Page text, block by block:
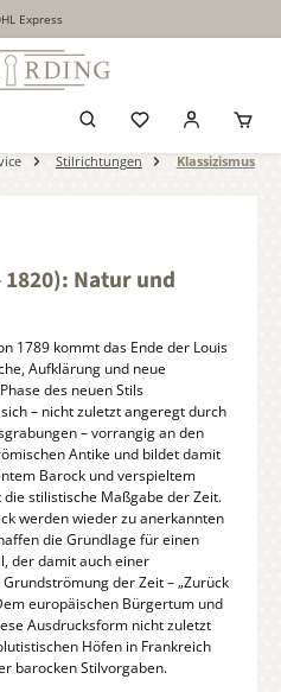
Express
Stilrichtungen Klassizismus
Natur und
1789 kommt das Ende der Louis
Aufklärung und neue
des neuen Stils
– nicht zuletzt angeregt durch
– vorrangig an den
Antike und bildet damit
Barock und verspieltem
die stilistische Maßgabe der Zeit.
werden wieder zu anerkannten
die Grundlage für einen
der damit auch einer
der Zeit – „Zurück
europäischen Bürgertum und
Ausdrucksform nicht zuletzt
Höfen in Frankreich
barocken Stilvorgaben.